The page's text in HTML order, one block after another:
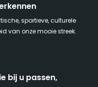
sportieve, culturele
van onze mooie streek.
bij u passen,